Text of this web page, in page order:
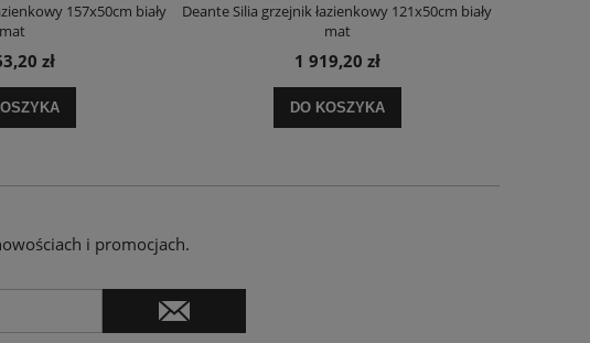
157x50cm biały
mat
zł
Deante Silia grzejnik łazienkowy 121x50cm biały
mat
1 919,20 zł
DO KOSZYKA
i promocjach.